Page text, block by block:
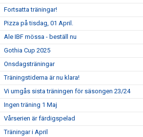
Fortsatta träningar!
Pizza på tisdag, 01 April.
Ale IBF mössa - beställ nu
Gothia Cup 2025
Onsdagsträningar
Träningstiderna är nu klara!
Vi umgås sista träningen för säsongen 23/24
Ingen träning 1 Maj
Vårserien är färdigspelad
Träningar i April